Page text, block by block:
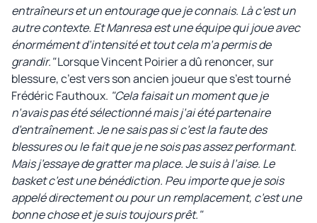
entraîneurs et un entourage que je connais. Là c’est un
autre contexte. Et Manresa est une équipe qui joue avec
énormément d’intensité et tout cela m’a permis de
grandir."Lorsque Vincent Poirier a dû renoncer, sur
blessure, c’est vers son ancien joueur que s’est tourné
Frédéric Fauthoux. "Cela faisait un moment que je
n’avais pas été sélectionné mais j’ai été partenaire
d’entraînement. Je ne sais pas si c’est la faute des
blessures ou le fait que je ne sois pas assez performant.
Mais j’essaye de gratter ma place. Je suis à l’aise. Le
basket c’est une bénédiction. Peu importe que je sois
appelé directement ou pour un remplacement, c’est une
bonne chose et je suis toujours prêt."